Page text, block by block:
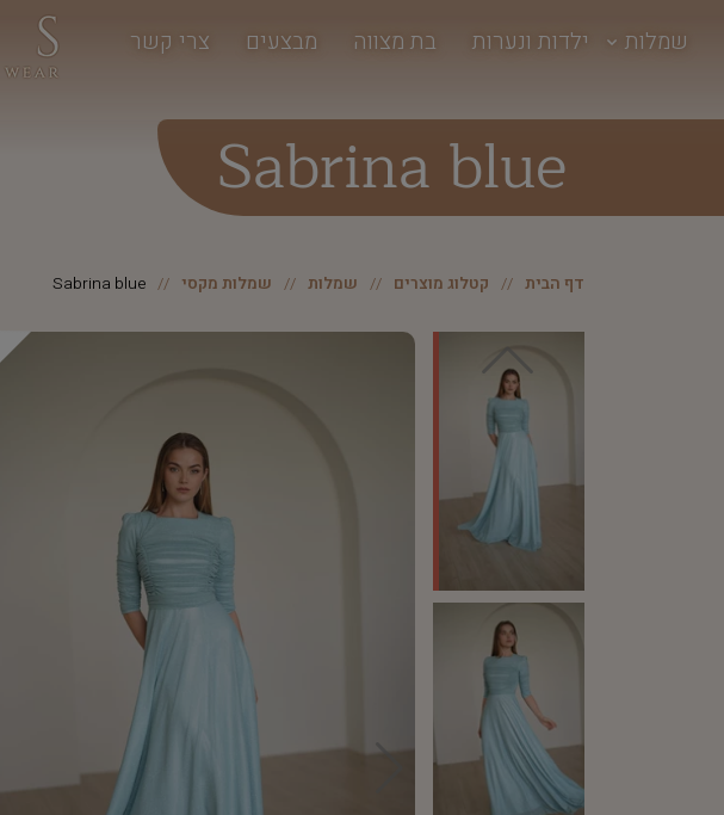
שמלות ילדות ונערות בת מצווה מבצעים צרי קשר
Sabrina blue
דף הבית קטלוג מוצרים שמלות שמלות מקסי Sabrina blue